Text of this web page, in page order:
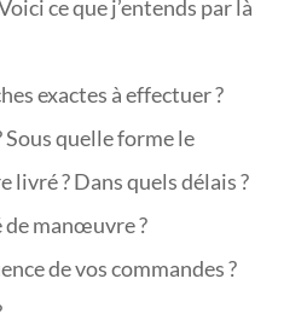
ce que j’entends par là
exactes à effectuer ?
Sous quelle forme le
? Dans quels délais ?
manœuvre ?
de vos commandes ?